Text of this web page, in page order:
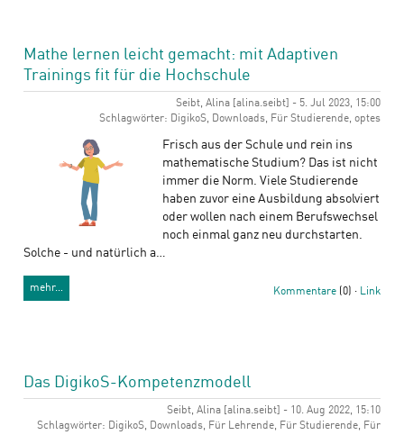
Mathe lernen leicht gemacht: mit Adaptiven
Trainings fit für die Hochschule
Seibt, Alina [alina.seibt] - 5. Jul 2023, 15:00
Schlagwörter: DigikoS, Downloads, Für Studierende, optes
Frisch aus der Schule und rein ins
mathematische Studium? Das ist nicht
immer die Norm. Viele Studierende
haben zuvor eine Ausbildung absolviert
oder wollen nach einem Berufswechsel
noch einmal ganz neu durchstarten.
Solche - und natürlich a…
mehr… Kommentare (0) · Link
Das DigikoS-Kompetenzmodell
Seibt, Alina [alina.seibt] - 10. Aug 2022, 15:10
Schlagwörter: DigikoS, Downloads, Für Lehrende, Für Studierende, Für